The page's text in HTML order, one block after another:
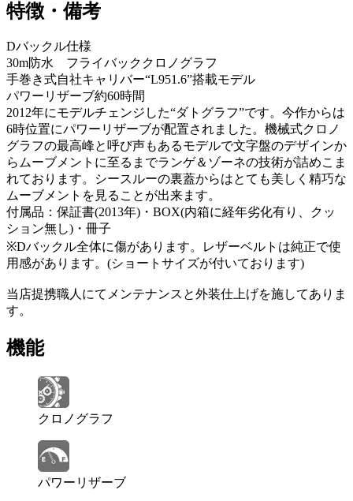
特徴・備考
Dバックル仕様
30m防水 フライバッククロノグラフ
手巻き式自社キャリバー“L951.6”搭載モデル
パワーリザーブ約60時間
2012年にモデルチェンジした“ダトグラフ”です。今作からは
6時位置にパワーリザーブが配置されました。機械式クロノ
グラフの最高峰と呼び声もあるモデルで文字盤のデザインか
らムーブメントに至るまでランゲ＆ゾーネの技術が詰めこま
れております。シースルーの裏蓋からはとても美しく精巧な
ムーブメントを見ることが出来ます。
付属品：保証書(2013年)・BOX(内箱に経年劣化有り、クッ
ション無し)・冊子
※Dバックル全体に傷があります。レザーベルトは純正で使
用感があります。(ショートサイズが付いております)
当店提携職人にてメンテナンスと外装仕上げを施してありま
す。
機能
クロノグラフ
パワーリザーブ